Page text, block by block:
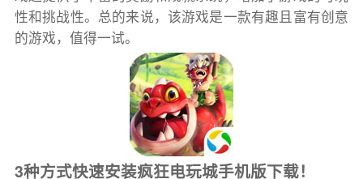
性和挑战性。总的来说，该游戏是一款有趣且富有创意
的游戏，值得一试。
3种方式快速安装疯狂电玩城手机版下载！